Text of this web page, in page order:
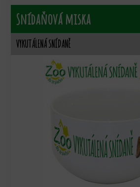
Snídaňová miska
VYKUTÁLENÁ SNÍDANĚ